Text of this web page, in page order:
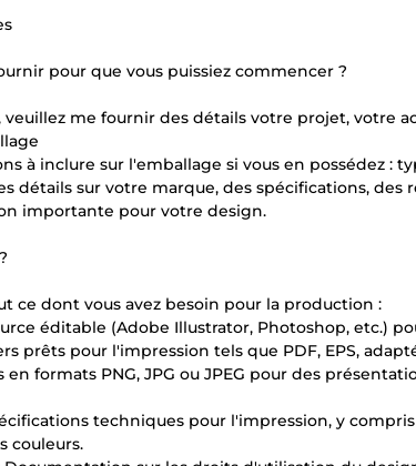
pour que vous puissiez commencer ?
veuillez me fournir des détails votre projet, votre
à inclure sur l'emballage si vous en possédez :
détails sur votre marque, des spécifications,
importante pour votre design.
ce dont vous avez besoin pour la production :
éditable (Adobe Illustrator, Photoshop, etc.)
prêts pour l'impression tels que PDF, EPS,
en formats PNG, JPG ou JPEG pour des
techniques pour l'impression, y
couleurs.